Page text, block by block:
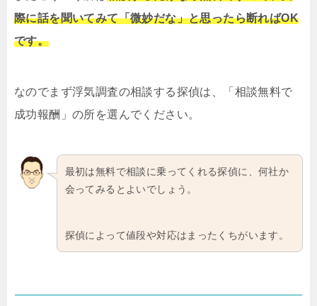
際に話を聞いてみて「微妙だな」と思ったら断ればOK
です。
なのでまず浮気調査の相談する探偵は、「相談無料で
成功報酬」の所を選んでください。
最初は無料で相談に乗ってくれる探偵に、何社か
会ってみるとよいでしょう。
探偵によって値段や対応はまったくちがいます。